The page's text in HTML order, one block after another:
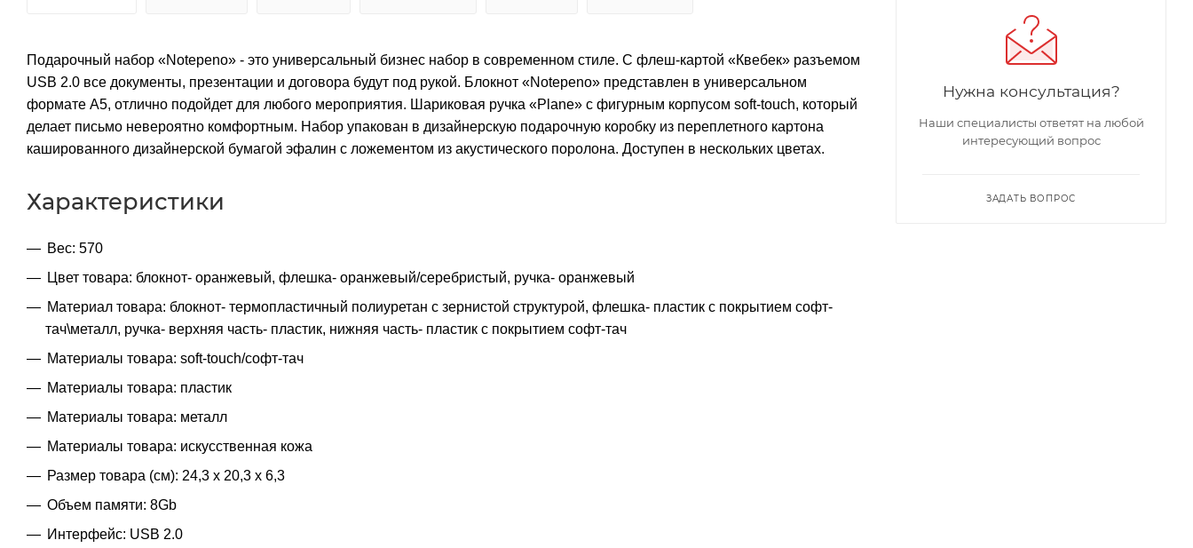
Подарочный набор «Notepeno» - это универсальный бизнес набор в современном стиле. С флеш-картой «Квебек» разъемом
USB 2.0 все документы, презентации и договора будут под рукой. Блокнот «Notepeno» представлен в универсальном
формате А5, отлично подойдет для любого мероприятия. Шариковая ручка «Plane» с фигурным корпусом soft-touch, который
делает письмо невероятно комфортным. Набор упакован в дизайнерскую подарочную коробку из переплетного картона
кашированного дизайнерской бумагой эфалин с ложементом из акустического поролона. Доступен в нескольких цветах.
Характеристики
Вес: 570
Цвет товара: блокнот- оранжевый, флешка- оранжевый/серебристый, ручка- оранжевый
Материал товара: блокнот- термопластичный полиуретан с зернистой структурой, флешка- пластик с покрытием софт-
тач\металл, ручка- верхняя часть- пластик, нижняя часть- пластик с покрытием софт-тач
Материалы товара: soft-touch/софт-тач
Материалы товара: пластик
Материалы товара: металл
Материалы товара: искусственная кожа
Размер товара (см): 24,3 х 20,3 х 6,3
Объем памяти: 8Gb
Интерфейс: USB 2.0
Нужна консультация?
Наши специалисты ответят на любой
интересующий вопрос
ЗАДАТЬ ВОПРОС